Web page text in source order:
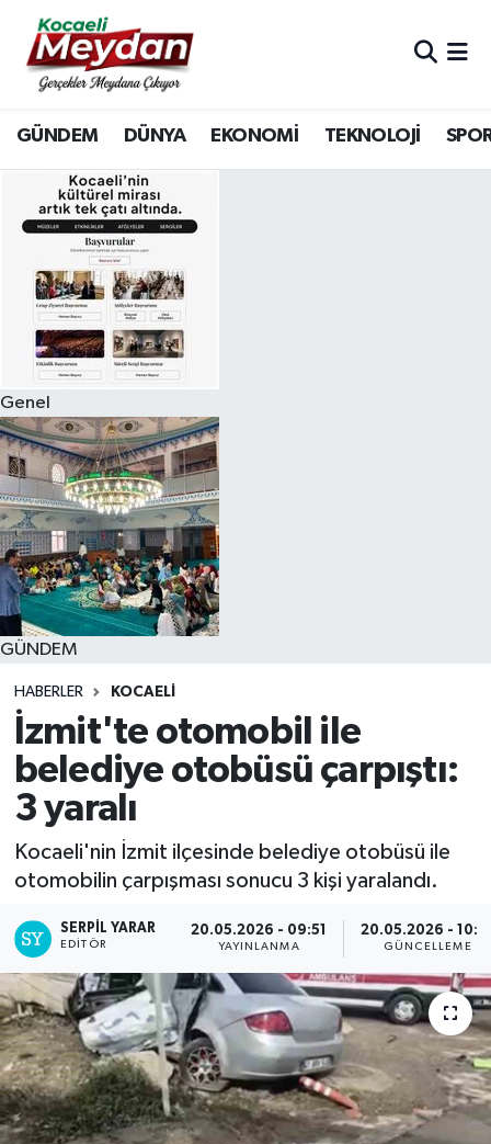
GÜNDEM DÜNYA EKONOMİ TEKNOLOJİ
Genel
GÜNDEM
HABERLER KOCAELI
İzmit'te otomobil ile
belediye otobüsü çarpıştı:
3 yaralı
Kocaeli'nin İzmit ilçesinde belediye otobüsü ile
otomobilin çarpışması sonucu 3 kişi yaralandı.
SERPİL YARAR
EDITÖR
20.05.2026 - 09:51
YAYINLANMA
20.05.2026 -
GÜNCELLEME
Nöbetçi Eczaneler
Hava Durumu
Trafik Durumu
Süper Lig Puan Durumu ve Fikstür
Tüm Manşetler
Son Dakika Haberleri
Haber Arşivi